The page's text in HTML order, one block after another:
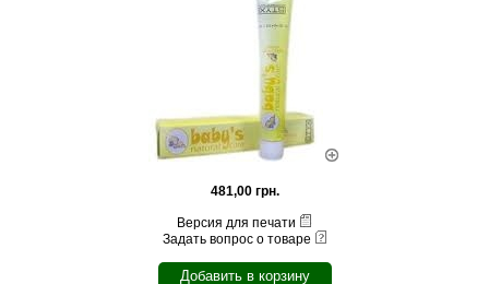
481,00 грн.
Версия для печати
Задать вопрос о товаре
Добавить в корзину